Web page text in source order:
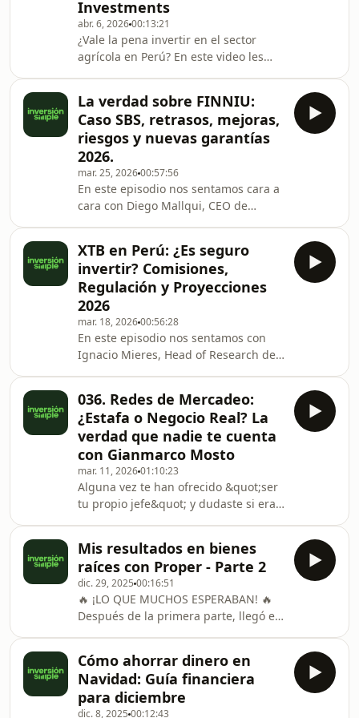
La Escalera del Inversionista: Por qué
tu estrategia de inversión DEBE
cambiar según tu patrimonio. ✅ Nivel
1 y 2 ($100 - $1,000): Del enfoque en
el ROI educati
Investments
abr. 6, 202600:13:21
¿Vale la pena invertir en el sector
agrícola en Perú? En este video les
completamente nueva para mí: la
agroexportación.Les soy sincero: al
principio me daba temor entrar a esta
industria por los casos de estafa que
se han visto en el pasado . Sin
embargo, tras investigar a fondo
varios productos, decidí dar el paso
con Blua
La verdad sobre FINNIU:
Caso SBS, retrasos, mejoras,
riesgos y nuevas garantías
2026.
mar. 25, 202600:57:56
En este episodio nos sentamos cara a
cara con Diego Mallqui, CEO de
Decidimos desarmar a fondo su
situación actual, desde el sonado caso
SBS y los retrasos en los pagos, hasta
sus nuevas garantías para entender
si sigue siendo una opción para
meterle fichas a tu libertad este
año.Fuimos directo al grano con las
dudas de la comunidad
XTB en Perú: ¿Es seguro
invertir? Comisiones,
Regulación y Proyecciones
2026
mar. 18, 202600:56:28
En este episodio nos sentamos con
Ignacio Mieres, Head of Research de
Desarmamos a fondo este bróker que
nació en Polonia para entender si
sigue siendo una opción segura para
nosotros en Perú este 2026.¡Ojo aquí!
🔍 Queremos precisar un dato de la
entrevista: Invertir en XTB es aún más
accesible de lo que dijimos. El
depósito con tarjet
036. Redes de Mercadeo:
¿Estafa o Negocio Real? La
verdad que nadie te cuenta
con Gianmarco Mosto
mar. 11, 202601:10:23
Alguna vez te han ofrecido &quot;ser
tu propio jefe&quot; y dudaste si era
sentamos con Gianmarco Mosto,
profesional en redes de mercadeo,
para desarmar todos los mitos,
mentiras y verdades de esta
industria. Podrás analizar si
realmente es un negocio viable para
ti o no.Puntos clave que aprenderás
en este podcast:✅Mitos vs. Real
Mis resultados en bienes
raíces con Proper - Parte 2
dic. 29, 2025 00:16:51
🔥 ¡LO QUE MUCHOS ESPERABAN! 🔥
Después de la primera parte, llegó el
comparto la Parte 2 de mis resultados
invirtiendo en bienes raíces con
Proper, incluyendo los montos reales
Cómo ahorrar dinero en
Navidad: Guía financiera
para diciembre
dic. 8, 2025 00:12:43